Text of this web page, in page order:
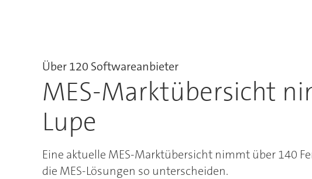
Über 120 Softwareanbieter
MES-Marktübersicht
Lupe
Eine aktuelle MES-Marktübersicht nimmt über 140
die MES-Lösungen so unterscheiden.